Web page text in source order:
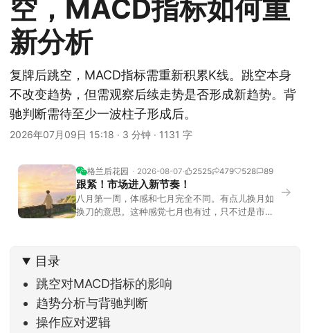
空，MACD指标如何重
新分析
复牌后跳空，MACD指标需重新积累K线。跳空本身
不改变趋势，但需观察后续走势是否形成新趋势。背
驰判断需待至少一波柱子形成后。
2026年07月09日 15:18 · 3 分钟 · 1131 字
格兰后花园 2026-08-07 2525 479 528 89
跟紧！市场进入新节奏！
八月第一周，体感和七月完全不同。有点儿换月如
换刀的意思。这种感觉七月也有过，只不过是市场
家感受到了春天般的暖风。指数涨了百点，交易额
回暖到2
→
目录
跳空对MACD指标的影响
趋势分析与背驰判断
操作应对逻辑